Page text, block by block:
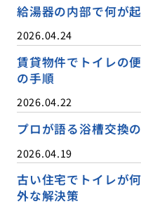
給湯器の内部で何が
2026.04.24
賃貸物件でトイレの
の手順
2026.04.22
プロが語る浴槽交換
2026.04.19
古い住宅でトイレが
外な解決策